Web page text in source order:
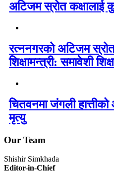
अटिजम स्रोत कक्षालाई
रत्ननगरको अटिजम
शिक्षामन्त्री: समावेशी
चितवनमा जंगली
मृत्यु
Our Team
Shishir Simkhada
Editor-in-Chief